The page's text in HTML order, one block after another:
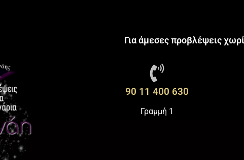
Για άμεσες προβλέψεις
90 11 400 630
Γραμμή 1